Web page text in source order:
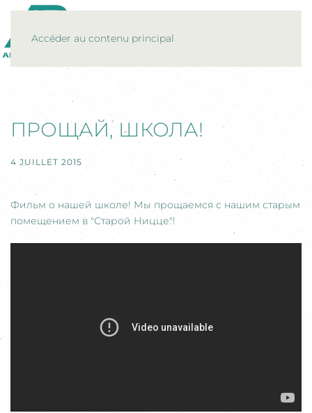
Accéder au contenu principal
ПРОЩАЙ, ШКОЛА!
4 JUILLET 2015
Фильм о нашей школе! Мы прощаемся с нашим старым
помещением в "Старой Ницце"!